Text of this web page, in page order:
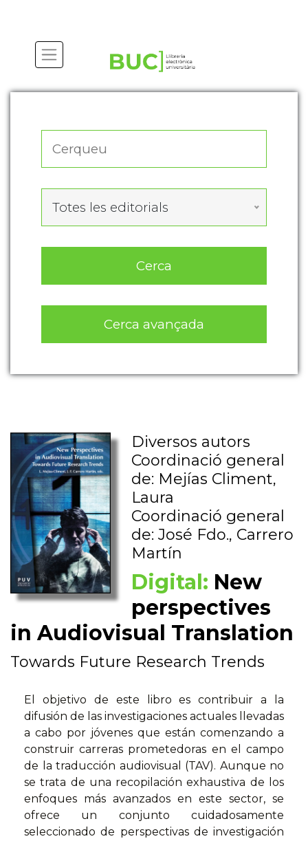
Totes les editorials
Cerca
Cerca avançada
Diversos autors
Coordinació general
de: Mejías Climent,
Laura
Coordinació general
de: José Fdo., Carrero
Martín
Digital: New
perspectives
in Audiovisual Translation
Towards Future Research Trends
El objetivo de este libro es contribuir a la
difusión de las investigaciones actuales llevadas
a cabo por jóvenes que están comenzando a
construir carreras prometedoras en el campo
de la traducción audiovisual (TAV). Aunque no
se trata de una recopilación exhaustiva de los
enfoques más avanzados en este sector, se
ofrece un conjunto cuidadosamente
seleccionado de perspectivas de investigación